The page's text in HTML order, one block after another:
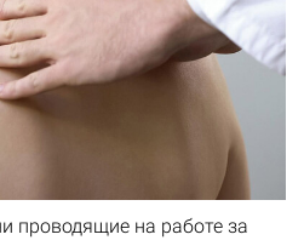
проводящие на работе за